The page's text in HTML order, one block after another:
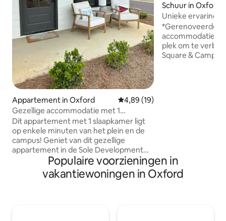
Appartement in Oxford Gemiddelde beoordeling van
4,89 (19)
Gezellige accommodatie met 1
slaapkamer + slaapbank in de buurt van
de campus! 4 slaapplaatsen
Dit appartement met 1 slaapkamer ligt
op enkele minuten van het plein en de
campus! Geniet van dit gezellige
appartement in de Sole Development
met alles wat je nodig hebt voor een
eenvoudige maar leuke reis naar
Oxford! Kingsize bed + slaapbank. Geen
Schuur in Oxford
Unieke ervaring
een
*Gerenoveerde
accommodaties,
plek om te verblijven. *10
Square &
*Unieke ervaring
BOEK nu je
VERLANGLIJST.
Populaire voorzieningen in
vakantiewoningen in Oxford